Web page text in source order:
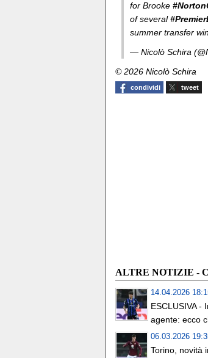
for Brooke
of several
summer transfer
— Nicolò Schira
© 2026 Nicolò Schira
condividi tweet
ALTRE NOTIZIE -
14.04.2026
ESCLUSIVA -
agente: ecco
06.03.2026
Torino, novità